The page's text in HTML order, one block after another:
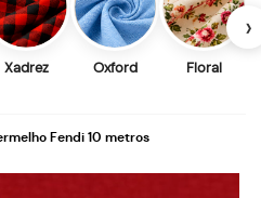
Xadrez Oxford Floral
›
Fendi 10 metros